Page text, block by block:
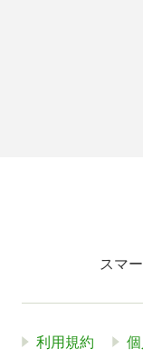
スマ
利用規約